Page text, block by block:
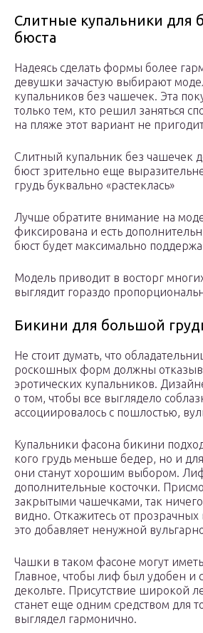
Слитные купальники для
бюста
Надеясь сделать формы более
девушки зачастую выбирают
купальников без чашечек. Эта
только тем, кто решил заняться
на пляже этот вариант не
Слитный купальник без чашечек
бюст зрительно еще
грудь буквально «растеклась»
Лучше обратите внимание на
фиксирована и есть
бюст будет максимально
Модель приводит в восторг
выглядит гораздо
Бикини для большой
Не стоит думать, что
роскошных форм должны
эротических купальников.
о том, чтобы все выглядело
ассоциировалось с пошлостью,
Купальники фасона бикини
кого грудь меньше бедер, но и
они станут хорошим выбором.
дополнительные косточки.
закрытыми чашечками, так
видно. Откажитесь от прозрачных
это добавляет ненужной
Чашки в таком фасоне могут
Главное, чтобы лиф был удобен и
декольте. Присутствие широкой
станет еще одним средством для
выглядел гармонично.